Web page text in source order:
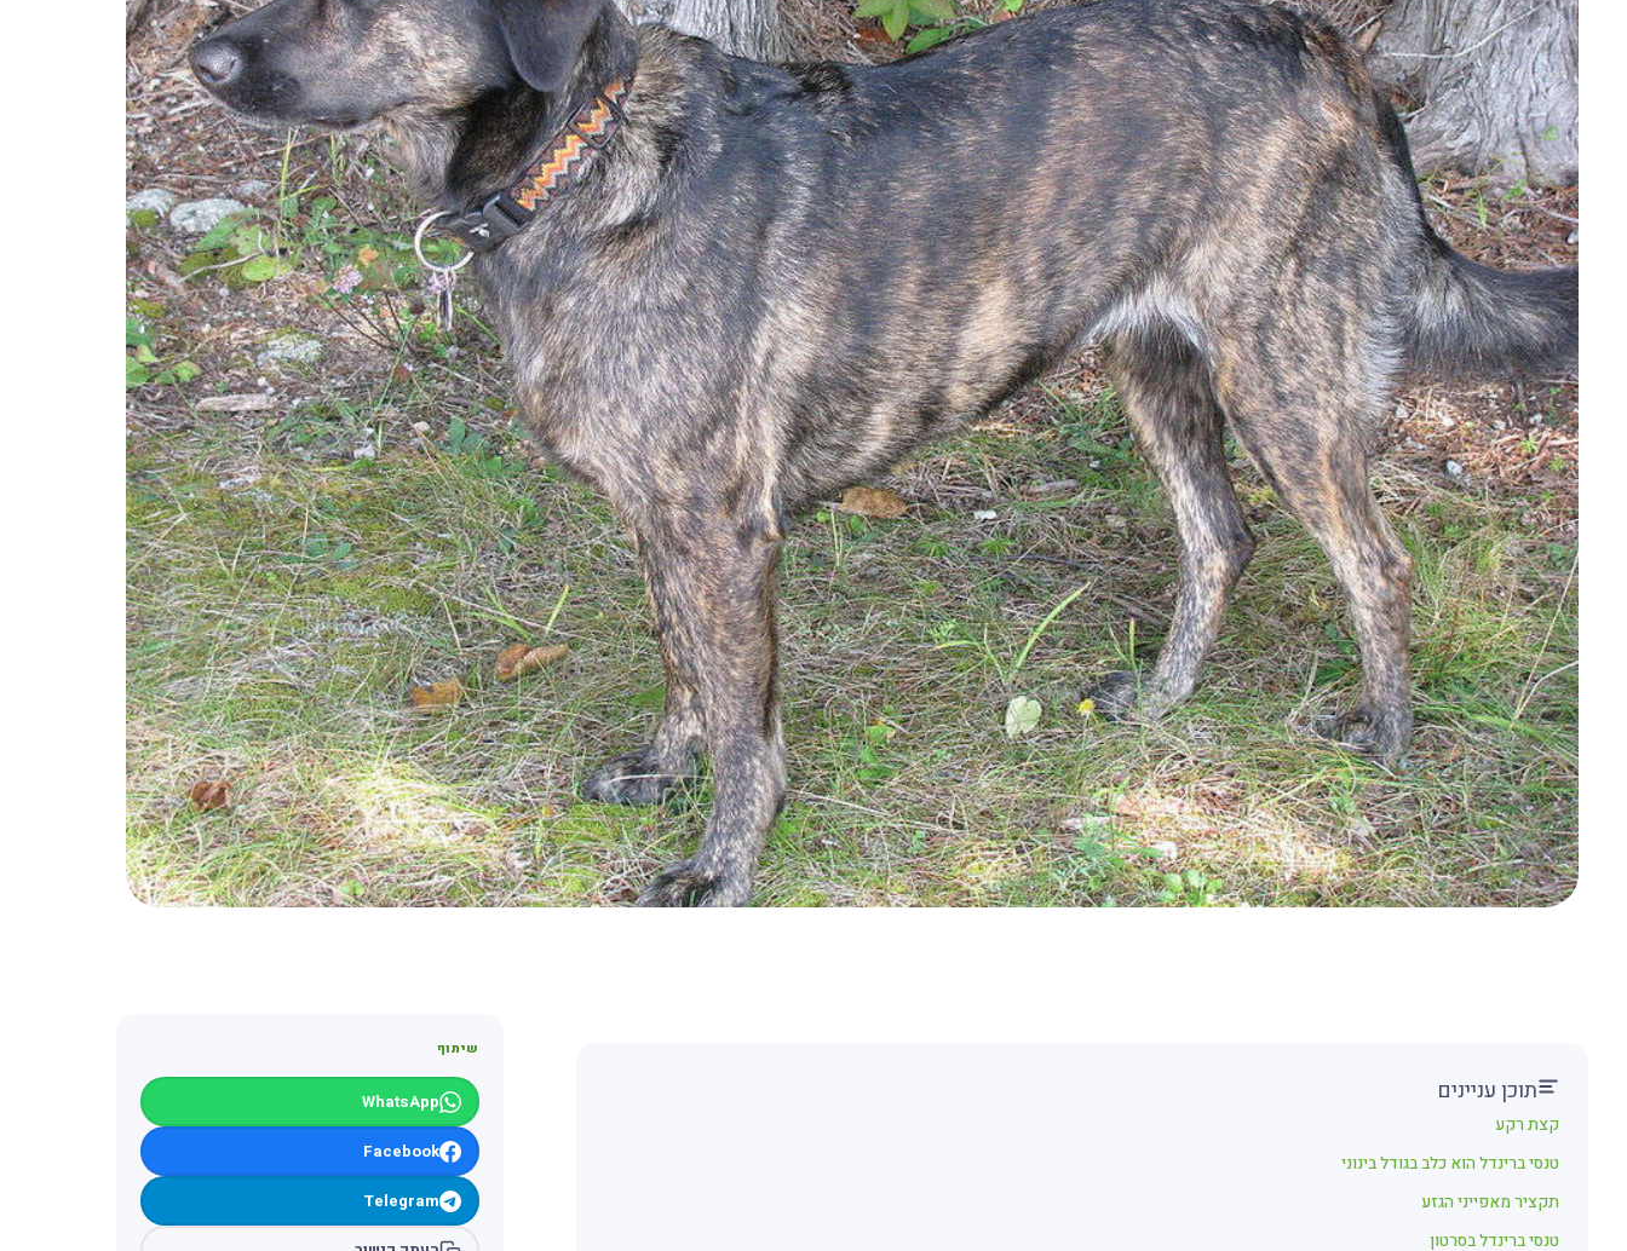
תוכן עניינים
קצת רקע
טנסי ברינדל הוא כלב בגודל בינוני
תקציר מאפייני הגזע
טנסי ברינדל בסרטון
שיתוף
WhatsApp
Facebook
Telegram